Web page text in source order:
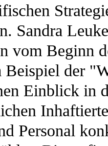
Sandra
vom Beginn
der
Einblick in
Personal